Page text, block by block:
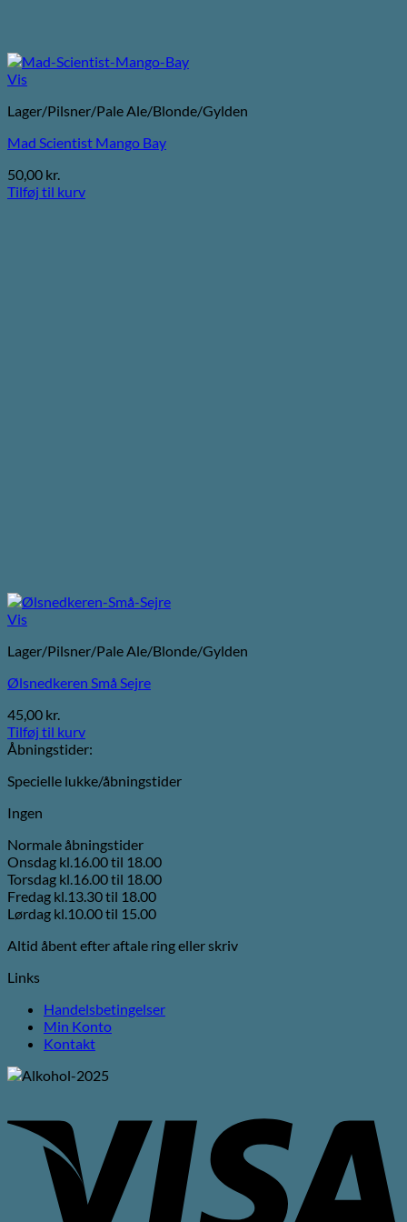
Vis
Lager/Pilsner/Pale Ale/Blonde/Gylden
Mad Scientist Mango Bay
50,00 kr.
Tilføj til kurv
Vis
Lager/Pilsner/Pale Ale/Blonde/Gylden
Ølsnedkeren Små Sejre
45,00 kr.
Tilføj til kurv
Åbningstider:
Specielle lukke/åbningstider
Ingen
Normale åbningstider
Onsdag kl.16.00 til 18.00
Torsdag kl.16.00 til 18.00
Fredag kl.13.30 til 18.00
Lørdag kl.10.00 til 15.00
Altid åbent efter aftale ring eller skriv
Links
Handelsbetingelser
Min Konto
Kontakt